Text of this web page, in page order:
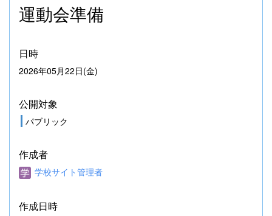
運動会準備
日時
2026年05月22日(金)
公開対象
パブリック
作成者
学校サイト管理者
作成日時